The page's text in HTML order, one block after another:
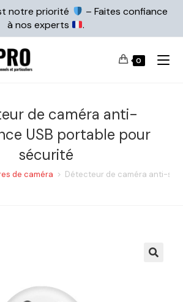
notre priorité
– Faites confiance
à nos experts
.
0
de caméra anti-
USB portable pour
sécurité
de caméra > Détecteur de caméra anti-